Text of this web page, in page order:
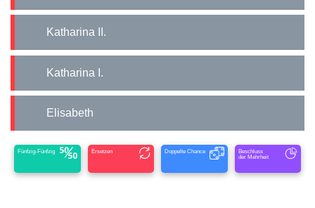
Katharina II.
Katharina I.
Elisabeth
Fünfzig-Fünfzig Ersetzen Doppelte Chance
Beschluss
der Mehrheit